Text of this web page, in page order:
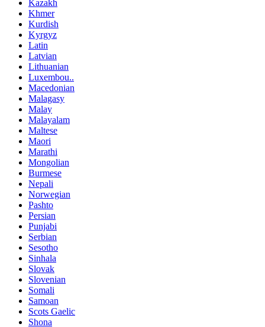
Kazakh
Khmer
Kurdish
Kyrgyz
Latin
Latvian
Lithuanian
Luxembou..
Macedonian
Malagasy
Malay
Malayalam
Maltese
Maori
Marathi
Mongolian
Burmese
Nepali
Norwegian
Pashto
Persian
Punjabi
Serbian
Sesotho
Sinhala
Slovak
Slovenian
Somali
Samoan
Scots Gaelic
Shona